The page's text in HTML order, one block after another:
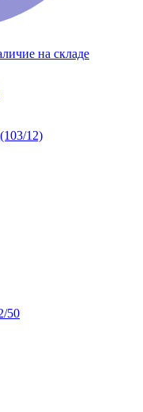
на складе
12)
50